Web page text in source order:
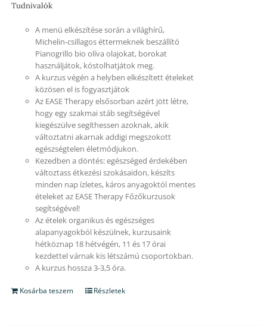
Tudnivalók
A menü elkészítése során a világhírű,
Michelin-csillagos éttermeknek beszállító
Pianogrillo bio olíva olajokat, borokat
használjátok, kóstolhatjátok meg.
A kurzus végén a helyben elkészített ételeket
közösen el is fogyasztjátok
Az EASE Therapy elsősorban azért jött létre,
hogy egy szakmai stáb segítségével
kiegészülve segíthessen azoknak, akik
változtatni akarnak addigi megszokott
egészségtelen életmódjukon.
Kezedben a döntés: egészséged érdekében
változtass étkezési szokásaidon, készíts
minden nap ízletes, káros anyagoktól mentes
ételeket az EASE Therapy Főzőkurzusok
segítségével!
Az ételek organikus és egészséges
alapanyagokból készülnek, kurzusaink
hétköznap 18 hétvégén, 11 és 17 órai
kezdettel várnak kis létszámú csoportokban.
A kurzus hossza 3-3,5 óra.
Kosárba teszem Részletek